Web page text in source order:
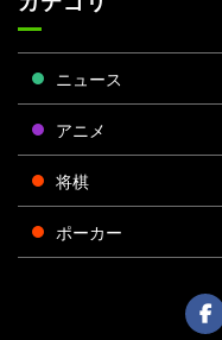
ニュース
アニメ
将棋
ポーカー